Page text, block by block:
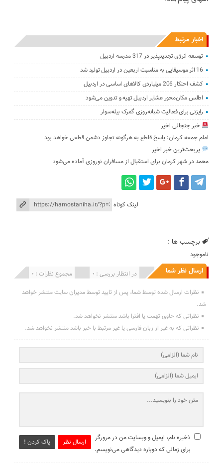
اخبار مرتبط
توسعه انرژی تجدیدپذیر در 317 مدرسه اردبیل
16 اثر موسیقایی به مناسبت اربعین در اردبیل تولید شد
کشف احتکار 206 میلیاردی کالاهای اساسی در اردبیل
اطلس مکان‌محور عشایر اردبیل تهیه و تدوین می‌شود
رایزنی برای فعالیت شبانه‌روزی گمرک بیله‌سوار
خبر جنجالی اخیر
امام جمعه کرمان: پاسخ قاطع به هرگونه تجاوز دشمن قطعی خواهد بود
پربحث‌ترین خبر اخیر
محمد درشهر کرمان برای استقبال از مسافران نوروزی آماده می‌شود
لینک کوتاه
برچسب ها :
ناموجود
ارسال نظر شما مجموع نظرات : 0 در انتظار بررسی : 0 انتشار یافته : 0
نظرات ارسال شده توسط شما، پس از تایید توسط مدیران سایت منتشر خواهد
شد.
نظراتی که حاوی تهمت یا افترا باشد منتشر نخواهد شد.
نظراتی که به غیر از زبان فارسی یا غیر مرتبط با خبر باشد منتشر نخواهد شد.
ارسال نظر پاک کردن !
ذخیره نام، ایمیل و وبسایت من در مرورگر
برای زمانی که دوباره دیدگاهی می‌نویسم.